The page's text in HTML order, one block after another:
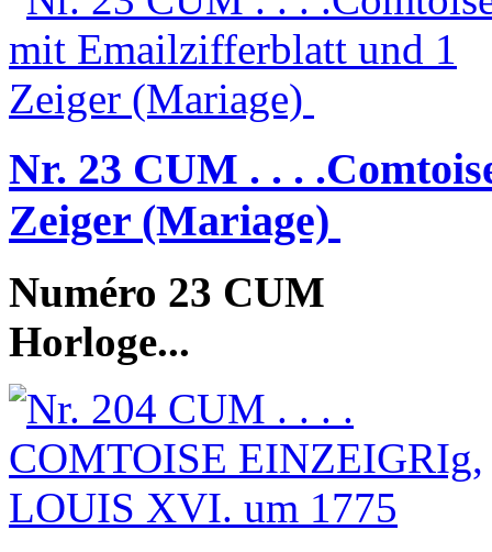
Nr. 23 CUM . . .
Zeiger (Mariage)
Numéro 23 CUM
Horloge...